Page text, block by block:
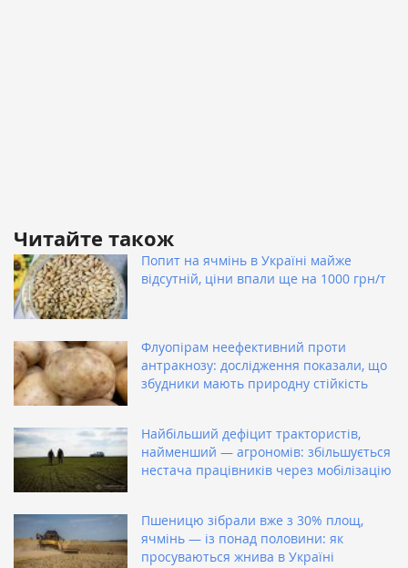
Читайте також
Попит на ячмінь в Україні майже
відсутній, ціни впали ще на 1000 грн/т
Флуопірам неефективний проти
антракнозу: дослідження показали, що
збудники мають природну стійкість
Найбільший дефіцит трактористів,
найменший — агрономів: збільшується
нестача працівників через мобілізацію
Пшеницю зібрали вже з 30% площ,
ячмінь — із понад половини: як
просуваються жнива в Україні